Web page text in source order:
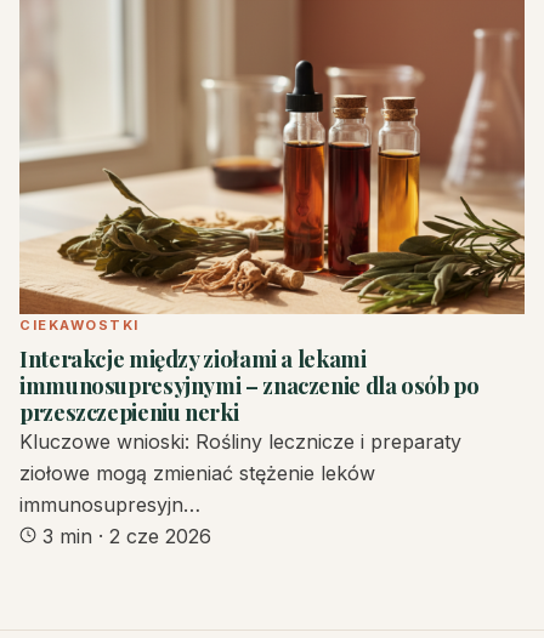
CIEKAWOSTKI
Interakcje między ziołami a lekami
immunosupresyjnymi – znaczenie dla osób po
przeszczepieniu nerki
Kluczowe wnioski: Rośliny lecznicze i preparaty
ziołowe mogą zmieniać stężenie leków
immunosupresyjn…
3 min · 2 cze 2026